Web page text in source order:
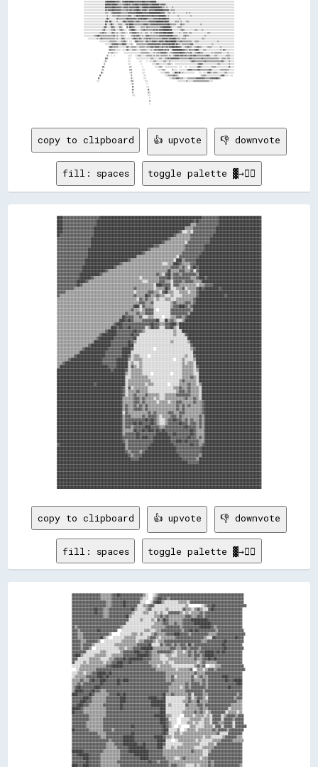
copy to clipboard 👍 upvote 👎 downvote
fill: spaces toggle palette ▓→✊🏽
████▓▓▓▓▓▓▓▓▓▓▓▓▓▓▓▓▓▓▓▓▓▓▓▓▓▓████████████████████████████████████████████████████████████████████████▓▓▓▓▓▓▓▓▓▓▓▓██████████████████████████████
████▓▓▓▓▓▓▓▓▓▓▓▓▓▓▓▓▓▓▓▓▓▓▓▓████████████████████████████████████████████████████████████████████▓▓██▓▓▓▓▓▓▓▓▓▓▓▓▓▓██████████████████████████████
████▓▓▓▓▓▓▓▓▓▓▓▓▓▓▓▓▓▓▓▓▓▓▓▓██████████████████████████████████████████████████████████████████▒▒▒▒▓▓▓▓▓▓▓▓▓▓▓▓▓▓▓▓██████████████████████████████
████▓▓▓▓▓▓▓▓▓▓▓▓▓▓▓▓▓▓▓▓▓▓████████████████████████████████████████████████████████████████▒▒▒▒▒▒▓▓▓▓▓▓▓▓▓▓▓▓▓▓▓▓████████████████████████████████
████▓▓▓▓▓▓▓▓▓▓▓▓▓▓▓▓▓▓▓▓▓▓████████████████████████████████████████████████████████████▓▓░░░░▒▒░░▓▓▓▓▓▓▓▓▓▓▓▓▓▓▓▓████████████████████████████████
██▓▓▓▓▓▓▓▓▓▓▓▓▓▓▓▓▓▓▓▓▓▓▓▓████████████████████████████████████████████████████████▓▓▒▒▒▒▒▒▒▒▒▒▓▓▓▓▓▓▓▓▓▓▓▓▓▓▓▓██████████████████████████████████
▓▓▓▓▓▓▓▓▓▓▓▓▓▓▓▓▓▓▓▓▓▓▓▓██████████████████████████████████████████████████████▓▓▒▒▒▒▒▒▒▒▒▒▒▒▒▒▓▓▓▓▓▓▓▓▓▓▓▓▓▓████████████████████████████████████
▓▓▓▓▓▓▓▓▓▓▓▓▓▓▓▓▓▓▓▓▓▓▓▓██████████████████████████████████████████████████▓▓▒▒▒▒▒▒▒▒▒▒▒▒▒▒░░▓▓▓▓▓▓▓▓▓▓▓▓▓▓▓▓████████████████████████████████████
▓▓▓▓▓▓▓▓▓▓▓▓▓▓▓▓▓▓▓▓▓▓▓▓████████████████████████████████████████████▓▓▓▓▒▒▒▒▒▒▒▒▒▒▒▒▒▒▒▒▒▒▓▓▓▓▓▓▓▓▓▓▓▓▓▓████████████████████████████████████████
▓▓▓▓▓▓▓▓▓▓▓▓▓▓▓▓▓▓▓▓▓▓██████████████████████████████████████████▓▓▒▒▒▒▒▒▒▒▒▒▒▒▒▒▒▒▒▒▒▒▒▒▒▒▓▓▓▓▓▓▓▓▓▓▓▓▓▓████████████████████████████████████████
▓▓▓▓▓▓▓▓▓▓▓▓▓▓▓▓▓▓▓▓▓▓██████████████████████████████████████▓▓▒▒▒▒▒▒▒▒▒▒▒▒▒▒▒▒▒▒▒▒▒▒▒▒▒▒▓▓▓▓▓▓▓▓▓▓▓▓▓▓██████████████████████████████████████████
▓▓▓▓▓▓▓▓▓▓▓▓▓▓▓▓▓▓▓▓▓▓██████████████████████████████████▒▒▒▒▒▒▒▒▒▒▒▒▒▒▒▒▒▒▒▒▒▒▒▒▒▒▒▒░░▓▓▓▓▓▓▓▓▓▓▓▓▓▓████████████████████████████████████████████
▓▓▓▓▓▓▓▓▓▓▓▓▓▓▓▓▓▓▓▓██████████████████████████████▓▓▒▒▒▒▒▒▒▒▒▒▒▒▒▒▒▒▒▒▒▒▒▒▒▒▒▒▒▒▒▒░░████▒▒▓▓▓▓▓▓▓▓██████████████████████████████████████████████
▓▓▓▓▓▓▓▓▓▓▓▓▓▓▓▓▓▓▓▓████████████████████████▓▓▒▒▒▒▒▒▒▒▒▒▒▒▒▒▒▒▒▒▒▒▒▒▒▒▒▒▒▒░░░░▒▒▒▒████▓▓▒▒▒▒▒▒▓▓▓▓██████████████████████████████████████████████
▓▓▓▓▓▓▓▓▓▓▓▓▓▓▓▓▓▓██████████████████████▓▓▒▒▒▒▒▒▒▒▒▒▒▒▒▒▒▒▒▒▒▒▒▒▒▒▒▒▒▒▒▒▒▒▒▒▒▒▒▒▓▓▓▓▓▓▒▒▓▓▒▒░░▓▓██▓▓████████████████████████████████████████████
▓▓▓▓▓▓▓▓▓▓▓▓▓▓▓▓▓▓████████████████▓▓▒▒▒▒▒▒▒▒▒▒▒▒▒▒▒▒▒▒▒▒▒▒▒▒▒▒▒▒▒▒▒▒▒▒▒▒▒▒▒▒▒▒██▒▒▒▒▒▒▓▓▓▓▒▒▒▒▓▓░░▓▓████████████████████████████████████████████
▓▓▓▓▓▓▓▓▓▓▓▓▓▓▓▓██████████████▓▓▒▒▒▒▒▒▒▒▒▒▒▒▒▒▒▒▒▒▒▒▒▒▒▒▒▒▒▒▒▒▒▒▒▒▒▒▒▒▓▓▒▒░░▓▓██▒▒▓▓▓▓▒▒▓▓▓▓▓▓▓▓▓▓▒▒████████████████████████████████████████████
▓▓▓▓▓▓▓▓▓▓▓▓▓▓▓▓████████▓▓▒▒▒▒▒▒▒▒▒▒▒▒▒▒▒▒▒▒▒▒▒▒▒▒▒▒▒▒▒▒▒▒░░▒▒▒▒▒▒▒▒▒▒▒▒▓▓▓▓▓▓██▒▒▓▓▓▓▓▓▓▓▓▓▓▓▒▒▒▒▓▓████▓▓██████████████████████████████████████
▓▓▓▓▓▓▓▓▓▓▓▓▓▓██████▓▓▒▒▒▒▒▒▒▒▒▒▒▒▒▒▒▒▒▒▒▒▒▒▒▒▒▒▒▒▒▒▒▒▒▒▒▒▒▒░░░░▒▒▒▒▒▒▒▒▓▓▓▓▒▒▒▒░░▓▓▓▓▓▓▒▒▓▓▓▓▓▓▒▒▒▒▒▒██████████████████████████████████████████
▓▓▓▓▓▓▓▓▓▓▓▓▓▓██▓▓▒▒▒▒▒▒▒▒▒▒▒▒▒▒▒▒▒▒▒▒▒▒▒▒▒▒▒▒▒▒▒▒▒▒▒▒▒▒▒▒▒▒▒▒▒▒▒▒▒▒░░████▓▓▓▓▓▓░░▓▓▓▓▒▒▒▒▒▒▒▒▒▒▒▒░░▒▒▒▒▓▓▓▓▓▓██████████████████████████████████
▓▓▓▓▓▓▓▓▓▓▓▓▒▒▒▒▒▒▒▒▒▒▒▒▒▒▒▒▒▒▒▒▒▒▒▒▒▒▒▒▒▒▒▒▒▒▒▒▒▒▒▒▒▒▓▓▒▒▒▒▒▒▒▒▒▒▒▒░░▒▒▒▒▒▒██▓▓░░░░▒▒▒▒▓▓░░▒▒▒▒▒▒▓▓██▓▓██████████▓▓████████████████████████████
▓▓▓▓▓▓▒▒▒▒▒▒▒▒▒▒▒▒▒▒▒▒▒▒▒▒▒▒▒▒▒▒▒▒▒▒▒▒▒▒▒▒▒▒▒▒▒▒▒▒▒▒▒▒░░▒▒▒▒▒▒▒▒▓▓▓▓▒▒▒▒░░▓▓██▒▒▒▒░░░░▒▒▒▒▒▒░░▒▒▒▒▓▓████████████████████████████████████████████
▓▓▒▒▒▒▒▒▒▒▒▒▒▒▒▒▒▒▒▒▒▒▒▒▒▒▒▒▒▒▒▒▒▒▒▒▒▒▒▒▒▒▒▒▒▒▒▒▒▒▒▒▒▒▓▓▒▒▒▒▒▒██▓▓▒▒▒▒▓▓▒▒▒▒░░░░▒▒░░░░░░▒▒▒▒▒▒▒▒▒▒▓▓██████████████████▓▓████████████████████████
▒▒▒▒▒▒▒▒▒▒▒▒▒▒▒▒▒▒▒▒▒▒▒▒▒▒▒▒▒▒▒▒▒▒▒▒▒▒▒▒▒▒▒▒▒▒▒▒▒▒▒▒▒▒▒▒░░▓▓▒▒▓▓▒▒▒▒░░▒▒░░░░▒▒▒▒░░░░▒▒▒▒▒▒▒▒▒▒▒▒▓▓██████████████████████████████████████████████
▒▒▒▒▒▒▒▒▒▒▒▒▒▒▒▒▒▒▒▒▒▒▒▒▒▒▒▒▒▒▒▒▒▒▒▒▒▒▒▒▒▒▒▒▒▒▒▒▒▒▒▒▒▒▒▒▒▒▓▓▓▓▒▒▒▒▓▓░░░░░░░░░░░░▒▒▓▓▒▒▒▒▒▒▓▓▓▓▒▒▓▓██████████████████████████████████████████████
▒▒▒▒▒▒▒▒▒▒▒▒▒▒▒▒▒▒▒▒▒▒▒▒▒▒▒▒▒▒▒▒▒▒▒▒▒▒▒▒▒▒▒▒▒▒▒▒▒▒▒▒▒▒████░░▓▓▒▒▒▒▒▒░░░░░░░░░░░░▒▒▓▓▓▓████▓▓▒▒▓▓████████████████████████████████████████████████
▒▒▒▒▒▒▒▒▒▒▒▒▒▒▒▒▒▒▒▒▒▒▒▒▒▒▒▒▒▒▒▒▒▒▒▒▒▒▒▒▒▒▒▒▒▒▒▒▒▒▒▒▓▓▒▒▒▒░░▒▒▓▓▓▓▓▓░░  ░░░░░░░░▓▓▓▓▓▓▓▓▓▓▓▓▓▓▒▒████████████████████████████████████████████████
▒▒▒▒▒▒▒▒▒▒▒▒▒▒▒▒▒▒▒▒▒▒▒▒▒▒▒▒▒▒▒▒▒▒▒▒▒▒▒▒▒▒▒▒▒▒▒▒▓▓▒▒▒▒▒▒▓▓▒▒▒▒▓▓▓▓▓▓░░░░░░░░░░░░▓▓▓▓▓▓▓▓▓▓▓▓▒▒██████████████████████████████████████████████████
▒▒▒▒▒▒▒▒▒▒▒▒▒▒▒▒▒▒▒▒▒▒▒▒▒▒▒▒▒▒▒▒▒▒▒▒▒▒▒▒▒▒▒▒▒▒██▓▓▓▓▓▓▒▒▒▒▓▓░░░░▒▒▒▒░░░░░░  ░░░░▒▒▒▒▓▓▓▓▒▒▓▓████████████████████████████████████████████████████
▒▒▒▒▒▒▒▒▒▒▒▒▒▒▒▒▒▒▒▒▒▒▒▒▒▒▒▒▒▒▒▒▒▒▒▒▒▒▒▒▒▒▒▒████▓▓██▓▓▒▒▒▒▒▒▓▓▓▓▓▓▓▓▓▓██░░░░██▒▒▓▓▒▒░░░░▒▒██████████████████████████████████████████████████████
▒▒▒▒▒▒▒▒▒▒▒▒▒▒▒▒▒▒▒▒▒▒▒▒▒▒▒▒▒▒▒▒▒▒▒▒▒▒▒▒▓▓████▓▓▓▓▓▓▓▓▓▓▓▓▓▓▓▓▓▓▓▓██▓▓▓▓▒▒▒▒▓▓▓▓████▒▒██████████████████████████████████████████████████████████
▒▒▒▒▒▒▒▒▒▒▒▒▒▒▒▒▒▒▒▒▒▒▒▒▒▒▒▒▒▒▒▒▒▒▒▒▒▒████▓▓██▓▓▓▓██▓▓▓▓▓▓▓▓▓▓░░▒▒██▓▓▓▓░░░░▓▓▓▓██▒▒░░██████████████████████████████████████████████████████████
▒▒▒▒▒▒▒▒▒▒▒▒▒▒▒▒▒▒▒▒▒▒▒▒▒▒▒▒▒▒▒▒▒▒▓▓██████▓▓▓▓▓▓▓▓▓▓▓▓██▓▓▓▓▒▒░░░░░░░░░░░░░░░░░░░░▒▒░░░░████████████████████████████████████████████████████████
▒▒▒▒▒▒▒▒▒▒▒▒▒▒▒▒▒▒▒▒▒▒▒▒▒▒▒▒▒▒▓▓██████████▓▓▓▓▓▓▓▓▓▓██▓▓▓▓░░░░░░░░░░░░░░░░░░░░░░░░▒▒░░░░░░▓▓████████████████████████████████████████████████████
▒▒▒▒▒▒▒▒▒▒▒▒▒▒▒▒▒▒▒▒▒▒▒▒▒▒▒▒▓▓██████████▓▓▓▓▓▓▓▓▓▓▓▓▓▓██░░░░░░░░░░░░░░░░░░░░░░░░░░░░░░░░░░░░████████████████████████████████████████████████████
▒▒▒▒▒▒▒▒▒▒▒▒▒▒▒▒▒▒▒▒▒▒▒▒▒▒████████████▓▓▓▓▓▓▓▓▓▓▓▓██▓▓▒▒░░░░░░░░░░░░░░░░░░░░░░░░▒▒░░░░░░░░░░▒▒██████████████████████████████████████████████████
▒▒▒▒▒▒▒▒▒▒▒▒▒▒▒▒▒▒▒▒▒▒▓▓██████████████▓▓▓▓▓▓▓▓▓▓▓▓████░░░░░░░░░░░░░░░░░░░░░░░░░░░░░░░░░░░░░░░░▓▓████████████████████████████████████████████████
▒▒▒▒▒▒▒▒▒▒▒▒▒▒▒▒▒▒▓▓████████████████▓▓▓▓▓▓▓▓▓▓██████▓▓░░░░░░░░░░░░░░  ░░░░░░░░░░░░░░░░░░░░░░░░▒▒▓▓██████████████████████████████████████████████
▒▒▒▒▒▒▒▒▒▒▒▒▒▒▒▒██████████████████▓▓▓▓▓▓▓▓▓▓▓▓██████░░░░░░░░░░░░░░░░░░░░░░░░░░░░░░░░░░░░░░░░░░░░████████████████████████████████████████████████
▒▒▒▒▒▒▒▒▒▒▒▒▓▓████████████████████▓▓▓▓▓▓▓▓▓▓▓▓████▓▓░░▒▒▒▒░░░░░░  ░░░░░░░░░░░░░░░░░░░░░░░░▒▒░░░░▓▓██████████████████████████████████████████████
▒▒▒▒▒▒▒▒▓▓██████████████████████▓▓▓▓▓▓▓▓▓▓████████▒▒░░▒▒▒▒▒▒░░░░░░░░░░░░░░░░░░░░░░  ░░░░▒▒░░░░░░▒▒██████████████████████████████████████████████
▒▒▒▒▓▓██████████████████████████▓▓▓▓▓▓▓▓▓▓████████░░▒▒░░░░▒▒░░░░░░░░░░░░░░░░░░░░░░░░░░░░▒▒░░▒▒▒▒░░██████████████████████████████████████████████
▒▒██████████████████████████████████▓▓▓▓▓▓████████░░▓▓▒▒░░▒▒░░░░░░░░░░░░░░░░░░░░░░░░░░░░▒▒▒▒▒▒▒▒░░▓▓████████████████████████████████████████████
██████████████████████████████████████▓▓████████▓▓░░▒▒▒▒▒▒▒▒░░░░░░░░░░░░░░░░░░░░░░░░░░░░▒▒▒▒▒▒▒▒░░▒▒████████████████████████████████████████████
████████████████████████████████████████████████▒▒░░▒▒▒▒▒▒▒▒░░░░░░  ░░░░░░░░░░░░  ░░░░░░▒▒▒▒▒▒▒▒░░░░████████████████████████████████████████████
████████████████████████████████████████████████░░░░▒▒▒▒▒▒▒▒▒▒▒▒░░░░░░░░░░░░░░░░░░░░░░░░▒▒▒▒▒▒▓▓▒▒░░████████████████████████████████████████████
████████████████████████████████████████████████░░▒▒▒▒▒▒▒▒▒▒▒▒▒▒▒▒░░░░░░░░░░░░░░░░░░░░▒▒▓▓▒▒▒▒▒▒▒▒░░████████████████████████████████████████████
██████████████████████████▓▓████████████████████░░▒▒▒▒▒▒▒▒▒▒▒▒░░▒▒▒▒░░░░░░░░░░  ░░░░░░▒▒▒▒▒▒▓▓▒▒▒▒░░▒▒██████████████████████████████████████████
██████████████████████████████████████████████▓▓░░▓▓░░▒▒▒▒▒▒▒▒▒▒░░░░░░░░░░░░░░░░░░▒▒▒▒▓▓▒▒▒▒▓▓▒▒▒▒▒▒░░██████████████████████████████████████████
██████████████████████████████████████████████▓▓░░▒▒▒▒▒▒▓▓▒▒▒▒▒▒░░░░░░░░░░░░░░░░░░░░▒▒▓▓▓▓▒▒▓▓▒▒▒▒▒▒░░██████████████████████████████████████████
██████████████████████████████████████████████▓▓░░▒▒▒▒▓▓▒▒▒▒▒▒▓▓▒▒▒▒▒▒▒▒░░░░▒▒▒▒▒▒▒▒▓▓▓▓▓▓▓▓▓▓▒▒▒▒▒▒░░██████████████████████████████████████████
██████████████████████████████████████████████▒▒▒▒▒▒▒▒▓▓▓▓▒▒▓▓▒▒▒▒▒▒░░▒▒░░░░▒▒▒▒▒▒▒▒▒▒▒▒▒▒▓▓▒▒▒▒▓▓▒▒░░██████████████████████████████████████████
██████████████████████████████████████████████▒▒▒▒▒▒▒▒▓▓▓▓▒▒▓▓▒▒▒▒▒▒▒▒░░▒▒▒▒▒▒░░▒▒▒▒▓▓▓▓▒▒▒▒▒▒▒▒▓▓▒▒▒▒▓▓████████████████████████████████████████
██████████████████████████████████████████████▒▒▓▓▒▒▒▒▓▓▒▒▓▓▒▒▓▓▒▒▒▒▒▒▒▒▒▒▒▒▒▒▒▒▒▒▒▒▓▓▒▒▓▓▒▒▓▓▒▒▒▒▒▒▒▒▓▓████████████████████████████████████████
██████████████████████████████████████████████▒▒▓▓▒▒▒▒▓▓▓▓▓▓▒▒▓▓▒▒▒▒▒▒▒▒▒▒▒▒▒▒▒▒▒▒▒▒▓▓▒▒▓▓▒▒▒▒▒▒▒▒▒▒▒▒▓▓████████████████████████████████████████
██████████████████████████████████████████████░░▓▓▒▒▒▒▒▒▒▒▒▒▒▒▒▒▓▓▒▒▓▓▒▒▒▒▒▒▒▒▓▓▓▓▒▒▒▒▓▓▓▓▒▒▒▒▒▒▒▒▒▒▒▒▓▓████████████████████████████████████████
██████████████████████████████████████████████▒▒▓▓▓▓▒▒▒▒▒▒▒▒▓▓▒▒▓▓▓▓▓▓▒▒░░▒▒▒▒▒▒▓▓▓▓▒▒▓▓▒▒▒▒▒▒▒▒▒▒▒▒▓▓▒▒████████████████████████████████████████
██████████████████████████████████████████████▒▒▓▓▓▓▓▓▓▓▓▓▓▓▓▓██▓▓██▓▓▒▒░░░░▒▒▓▓▓▓██▓▓▓▓▒▒▓▓▒▒▓▓▒▒▒▒▓▓▒▒████████████████████████████████████████
██████████████████████████████████████████████▒▒▓▓▓▓▓▓██▓▓██▓▓▓▓▓▓██▓▓▒▒░░░░▒▒▓▓▓▓▓▓▓▓██▓▓▓▓▒▒▓▓▓▓▒▒▓▓▒▒████████████████████████████████████████
██████████████████████████████████████████████▒▒▓▓▓▓▒▒▓▓▓▓▓▓▓▓████▓▓▓▓▓▓▒▒▒▒▓▓▓▓▓▓▓▓▓▓▓▓▓▓██▓▓▓▓▓▓▒▒▓▓▒▒████████████████████████████████████████
██████████████████████████████████████████████▒▒▒▒▒▒▒▒██▓▓▓▓██▓▓████▓▓██▓▓██▓▓▓▓▓▓▓▓▓▓▓▓▓▓▓▓▓▓██▓▓▒▒▒▒▒▒████████████████████████████████████████
██████████████████████████████████████████████▒▒▓▓▓▓▓▓▓▓██▓▓▓▓▓▓▓▓▓▓▓▓████████▓▓▓▓██▓▓▓▓▓▓▓▓▓▓██▓▓▒▒▒▒▒▒████████████████████████████████████████
██████████████████████████████████████████████▓▓▓▓▓▓▓▓▓▓██▓▓████▓▓▓▓████████████▓▓▓▓▓▓▓▓▓▓▓▓██▓▓▓▓▒▒▓▓▒▒████████████████████████████████████████
██████████████████████████████████████████████▓▓▒▒▓▓▓▓▓▓▓▓▓▓▓▓▓▓▓▓▓▓████████████▓▓▓▓████▓▓██▓▓▓▓▓▓▓▓▒▒▒▒████████████████████████████████████████
▓▓██████████████████████████████████████████████▒▒▓▓▓▓▓▓▓▓▓▓▓▓▓▓▓▓████████████████▓▓▓▓▓▓▓▓▓▓▓▓██▓▓▓▓▒▒▓▓████████████████████████████████████████
████████████████████████████████████████████████▒▒▓▓▓▓▓▓▓▓▓▓▓▓▓▓████████████████████▓▓▓▓▓▓▓▓▓▓▓▓▓▓▓▓▓▓██████████████████████████████████████████
████████████████████████████████████████████████▓▓▒▒▓▓▓▓▓▓▒▒▓▓██████████████████████▓▓▓▓▓▓▓▓▓▓▓▓▓▓▓▓▓▓██████████████████████████████████████████
██████████████████████████████████████████████████▓▓▒▒▓▓▓▓▓▓██████████████████████████▓▓▓▓▓▓▓▓▓▓▓▓▓▓▒▒██████████████████████████████████████████
████████████████████████████████████████████████████▓▓▓▓▓▓██████████████████████████████▓▓▓▓▓▓▓▓▓▓▒▒████████████████████████████████████████
copy to clipboard 👍 upvote 👎 downvote
fill: spaces toggle palette ▓→✊🏽
▓▓▓▓▓▓▓▓▓▓▓▓▓▓▓▓▓▓▓▓▒▒▒▒▒▒▒▒▓▓▓▓██▓▓▓▓▓▓▓▓▓▓▓▓▓▓▓▓▒▒░░  ░░▒▒▓▓▓▓▓▓▓▓▓▓▓▓▓▓▓▓▓▓▓▓▓▓▓▓▓▓▓▓▓▓▓▓▓▓▓▓▓▓▓▓▓▓▓▓▓▓▓▓▓▓▓▓▓▓▓▓▓▓▓▓
▓▓▓▓▓▓▓▓▓▓▓▓▓▓▓▓▓▓▓▓▒▒▒▒▒▒▒▒▓▓▓▓▓▓▓▓▓▓▓▓▓▓▓▓▓▓▓▓▒▒░░░░  ▒▒▓▓██▓▓▓▓▒▒▓▓▓▓▓▓▓▓▓▓▓▓▓▓▓▓▓▓▓▓▓▓▓▓▓▓▓▓▓▓▓▓▓▓▓▓▓▓▓▓▓▓▓▓▓▓▓▓▓▓▓▓
▓▓▓▓▓▓▓▓▓▓▓▓▓▓▓▓▓▓▓▓▓▓▓▓▒▒▒▒▓▓▓▓▓▓▓▓██▓▓▓▓▓▓▓▓▓▓░░░░  ░░▓▓████▒▒░░░░░░░░░░▒▒▒▒▒▒░░▓▓▓▓▓▓▓▓▓▓▓▓▓▓▓▓▓▓▓▓▓▓▓▓▓▓▓▓▓▓▓▓▓▓▓▓▓▓
▓▓▓▓▓▓▓▓▓▓▓▓▓▓▓▓▓▓▓▓▓▓▓▓▒▒▒▒▓▓▓▓▓▓▓▓██▓▓▓▓▓▓▓▓░░░░▒▒▒▒▓▓▓▓░░░░░░░░░░░░░░░░░░░░░░▒▒      ░░▒▒▓▓▓▓██▓▓▓▓▓▓▓▓▓▓▓▓▓▓▓▓▓▓▓▓▓▓
▓▓▓▓▓▓▓▓▓▓▓▓▓▓▓▓██▓▓▓▓▒▒▒▒▓▓▓▓▓▓▓▓▓▓▓▓▓▓▓▓██▒▒░░░░░░▒▒▓▓░░░░░░░░░░▒▒░░░░░░░░░░▓▓▒▒▒▒░░▒▒▓▓▒▒░░░░▓▓██▓▓▓▓▓▓▓▓▓▓▓▓▓▓▓▓▓▓▓▓
▓▓▓▓▓▓▓▓▓▓▓▓▓▓▓▓██▓▓▓▓▒▒▒▒▓▓▓▓▓▓▓▓▓▓▓▓▓▓▓▓▒▒░░░░░░▒▒▒▒░░░░▒▒░░▒▒░░░░▓▓▓▓▓▓▓▓▒▒░░▒▒░░▒▒▒▒▒▒▓▓▒▒▓▓▓▓▓▓▓▓▓▓▓▓▓▓▓▓▓▓▓▓▓▓▓▓▓▓
▓▓▓▓▓▓▓▓▓▓▓▓▓▓▓▓▓▓▓▓▓▓▒▒▒▒▓▓▓▓▓▓▓▓▓▓▓▓██▒▒░░░░░░░░░░░░░░░░▒▒▒▒▓▓▒▒▓▓▒▒▒▒▒▒▒▒▒▒▒▒▓▓▓▓▒▒▒▒▓▓▓▓▒▒▓▓▓▓▓▓▓▓▓▓▓▓▓▓▓▓▓▓▓▓▓▓▓▓▓▓
▓▓▓▓▓▓▓▓▓▓▓▓▓▓▓▓▓▓▓▓▓▓▓▓▓▓▓▓▓▓▓▓▓▓▓▓▓▓▓▓░░░░░░░░▒▒░░░░░░▒▒░░▓▓▒▒██▓▓▒▒▒▒▒▒▒▒▒▒▓▓▓▓▓▓████████████▓▓▓▓▓▓▓▓▓▓▓▓▓▓▓▓▓▓▓▓▓▓▓▓
▓▓▓▓▓▓▓▓▓▓▓▓▓▓▓▓▓▓▓▓▓▓▓▓▓▓▓▓▓▓▓▓▓▓▓▓▓▓░░░░░░░░░░░░░░░░░░░░▒▒▒▒▒▒▓▓▓▓▒▒▒▒▓▓▒▒▒▒▓▓▓▓▓▓▓▓████████████▓▓▓▓▓▓▓▓▓▓▓▓▓▓▓▓▓▓▓▓▓▓
▓▓▒▒▓▓▓▓▓▓▓▓▓▓▓▓▓▓▓▓▓▓▓▓▓▓▓▓▓▓▓▓▓▓▒▒░░░░░░░░░░░░░░░░░░░░▒▒▒▒▒▒▒▒▒▒▓▓▓▓▓▓▓▓▓▓▒▒▓▓▓▓▓▓▓▓▓▓▓▓████████▓▓▒▒▓▓▓▓▓▓▓▓▓▓▓▓▓▓▓▓▓▓
▓▓▓▓▒▒▓▓▓▓▓▓▓▓▓▓▓▓██▓▓▓▓▓▓▓▓▓▓▓▓  ░░░░░░░░░░░░░░░░▒▒▒▒░░░░▒▒▒▒▓▓▓▓▓▓▓▓▓▓▓▓▓▓▒▒▓▓▓▓██▓▓██▓▓▓▓▓▓▓▓▓▓▓▓▒▒▓▓▓▓▓▓▓▓▓▓▓▓▓▓▓▓▓▓
▓▓▓▓▒▒▒▒▓▓▓▓▓▓▓▓▓▓▓▓▓▓▓▓▓▓▒▒    ░░░░░░░░▒▒▒▒░░▒▒░░░░░░▒▒▓▓▒▒▒▒▒▒▓▓▓▓▓▓████▓▓▓▓▓▓▒▒▓▓▓▓▓▓▓▓▓▓▓▓▒▒▒▒▒▒▓▓▓▓▓▓▓▓▓▓▓▓▓▓▓▓▓▓▓▓
▓▓▓▓▒▒▒▒▓▓▓▓▓▓▓▓▓▓▓▓██▒▒░░  ░░░░░░░░▒▒▒▒▒▒▒▒░░░░░░░░▒▒▓▓▓▓▒▒░░▒▒▒▒▒▒▒▒▒▒▓▓▓▓▓▓▓▓▓▓▓▓▓▓▓▓▓▓▓▓▒▒░░░░██▓▓▓▓▓▓▓▓▓▓▓▓▓▓██▓▓▓▓
▓▓▓▓▓▓▒▒▒▒▓▓▓▓▓▓▓▓▒▒  ░░░░░░░░░░░░▒▒▒▒▒▒▒▒▒▒░░▒▒▒▒▓▓▓▓▓▓▒▒░░▒▒▒▒▓▓▓▓▓▓▓▓▓▓▓▓▓▓▓▓▓▓▓▓▓▓▓▓▓▓▒▒▒▒▓▓▓▓▓▓▓▓▓▓▓▓██▓▓▓▓▓▓▓▓▓▓▓▓
▓▓▓▓▓▓▒▒▓▓▓▓▓▓▒▒░░░░░░░░░░░░░░▒▒▒▒▒▒▒▒▒▒▒▒▒▒▒▒▓▓▓▓▓▓▓▓██░░░░░░▓▓▒▒▓▓▓▓▒▒▓▓▒▒▓▓▓▓▒▒██▒▒▓▓▓▓▓▓▓▓▓▓▓▓▓▓▓▓▓▓▓▓██▓▓▓▓▓▓▓▓▓▓▓▓
▓▓▓▓▓▓▒▒▓▓▓▓▒▒  ░░░░░░░░░░░░░░░░▒▒▒▒░░▒▒▒▒▓▓▓▓▓▓████████▒▒▒▒▒▒▒▒▒▒▒▒▓▓▓▓▒▒▒▒▓▓▓▓▒▒▓▓▓▓▓▓▒▒▓▓▓▓▓▓▓▓▓▓▓▓▓▓▓▓██▓▓▓▓▓▓▓▓▓▓▓▓
▓▓▓▓▓▓▓▓▓▓░░░░░░░░░░▒▒▒▒░░░░░░░░░░▒▒▓▓▓▓▓▓▓▓████▓▓▓▓██▓▓▒▒▒▒▓▓▓▓▓▓▓▓▓▓▒▒░░▒▒▒▒░░▒▒▓▓▒▒▓▓▒▒▓▓▓▓██████▓▓██▓▓██▓▓▓▓▓▓▓▓▓▓▓▓
▓▓████▒▒░░░░░░░░▒▒▒▒▒▒▒▒░░░░▒▒▒▒▒▒▒▒▓▓▓▓▓▓▓▓▓▓████████▓▓▒▒▒▒▒▒░░░░▒▒▒▒░░░░▒▒▒▒▒▒▒▒▓▓▒▒▓▓▓▓▒▒▓▓██████▓▓▓▓▓▓▓▓▓▓▓▓▓▓▓▓▓▓▓▓
▓▓▓▓░░░░░░░░▒▒▒▒▒▒▒▒░░░░░░▒▒▒▒▓▓▓▓▓▓██▓▓██████████▓▓▓▓▓▓▒▒▒▒▒▒░░░░░░▒▒▒▒▒▒▒▒▒▒▒▒▒▒▒▒▒▒▓▓▒▒▒▒▓▓▓▓██▓▓██▓▓▓▓▓▓▓▓▓▓▓▓▓▓▓▓▓▓
▓▓░░░░░░▒▒░░▒▒▒▒▒▒▒▒▒▒░░▒▒▒▒▓▓▓▓████▓▓▓▓██▓▓▓▓▓▓▓▓▓▓▓▓▒▒▒▒▒▒▒▒▒▒░░▒▒░░░░▒▒▒▒▒▒▒▒▒▒▒▒▒▒▒▒░░▒▒▓▓▒▒▒▒▒▒▒▒▓▓▓▓▓▓▓▓▓▓▓▓▓▓▓▓▓▓
░░░░░░▒▒▒▒▒▒▒▒▒▒▒▒▒▒▒▒▒▒▓▓▓▓████████▓▓▓▓▓▓▓▓▓▓▓▓▓▓▓▓▓▓▓▓▒▒▒▒░░▒▒▒▒▒▒▒▒░░░░░░░░░░░░░░░░▒▒▓▓▒▒▓▓  ░░░░▒▒▒▒▓▓▓▓▓▓▓▓▓▓▓▓▓▓▓▓
  ░░▒▒▒▒▒▒▒▒▒▒▒▒▓▓▓▓▓▓▓▓▓▓▓▓▓▓▓▓▓▓▓▓▓▓▓▓▓▓▓▓▓▓▓▓▓▓▓▓▓▓▓▓▓▓▒▒▒▒▒▒▒▒▒▒▒▒▒▒░░▒▒▒▒▒▒▒▒▓▓  ▒▒▒▒░░▒▒▓▓▓▓▒▒▓▓▓▓▓▓▓▓▓▓▓▓▓▓▓▓▓▓▓▓
░░░░▒▒▒▒░░▒▒▒▒▓▓▓▓██████▓▓██▓▓▓▓▓▓▓▓▓▓▓▓▓▓▓▓▓▓▓▓▓▓▓▓▓▓▓▓▓▓▓▓▓▓▓▓▓▓▒▒▒▒▒▒▒▒▒▒▒▒▒▒▒▒▒▒▒▒▓▓▒▒▒▒▒▒▓▓▓▓▓▓▓▓▓▓▓▓▓▓▓▓▓▓▓▓▓▓▓▓▓▓
░░▒▒▒▒▒▒▒▒▓▓▓▓▓▓▓▓████▓▓██▓▓▓▓▓▓▓▓▓▓▓▓▓▓▓▓▓▓▓▓▓▓▓▓▓▓▓▓▓▓▓▓▓▓▓▓▓▓▓▓▒▒▒▒▓▓░░▒▒▒▒▒▒▒▒▒▒▓▓░░▒▒▓▓▒▒▒▒▓▓▓▓▓▓▓▓▓▓████▓▓▓▓▓▓▓▓▓▓
▒▒▒▒▒▒▓▓▒▒▒▒▓▓██▓▓▓▓████▓▓▓▓▓▓▓▓██▓▓████▓▓▓▓▓▓▓▓▓▓▓▓▓▓▓▓▓▓▓▓▓▓▓▓▓▓▒▒▒▒▓▓▒▒▒▒▒▒▒▒▒▒▒▒▓▓▒▒▒▒▒▒▓▓▒▒▓▓▓▓▓▓▓▓▓▓▓▓██▓▓▓▓██████
▒▒▒▒▓▓▒▒▓▓▓▓▓▓▓▓▓▓▓▓██▓▓▓▓▓▓▓▓▓▓██▓▓▓▓▓▓▓▓▓▓▓▓▓▓▓▓▓▓▓▓▓▓▓▓▓▓▓▓▓▓▓▓▓▓▓▓▒▒▒▒▒▒▒▒▒▒▓▓▒▒▓▓▓▓▓▓▒▒▓▓▒▒▓▓▓▓▓▓▓▓▓▓▓▓▓▓▓▓▓▓▓▓████
▒▒▓▓██▓▓▓▓▓▓▓▓▓▓████▓▓▓▓▓▓▓▓▓▓▓▓▓▓▓▓▓▓▓▓▓▓▓▓▓▓▓▓▓▓▓▓▓▓▓▓▓▓▓▓▓▓▓▓▓▓▓▓▒▒▒▒▒▒▒▒░░▒▒▓▓▒▒▓▓▓▓▓▓▓▓▓▓▒▒▓▓▓▓▓▓▓▓▓▓▓▓▓▓██▓▓▓▓▓▓▓▓
▒▒██████▓▓▓▓▓▓██▓▓▓▓▒▒▒▒▓▓▓▓▓▓▓▓▓▓▓▓▓▓▓▓▓▓▓▓▓▓▓▓▓▓▓▓▓▓▓▓▓▓▓▓▓▓▓▓▓▓▓▓▒▒▒▒▒▒▒▒▒▒▒▒▓▓▓▓▓▓▓▓▓▓▓▓▒▒▓▓▓▓▓▓▓▓▓▓▓▓▓▓▓▓▓▓▓▓▓▓▓▓▓▓
████▓▓▓▓▓▓▓▓██▓▓▒▒▒▒▒▒▒▒▒▒▓▓▓▓▓▓██▓▓██▓▓▓▓▓▓▓▓▓▓▓▓▓▓▓▓▓▓▓▓▓▓▓▓▓▓██▒▒▒▒▓▓▒▒▒▒▒▒▒▒▒▒▓▓░░▓▓▓▓▓▓▒▒▒▒▓▓▓▓▓▓▓▓▓▓▓▓▓▓▓▓▓▓▓▓▒▒▓▓
▓▓▓▓▓▓▓▓████▓▓▒▒▒▒▒▒▒▒▒▒▓▓▓▓▓▓▓▓▓▓████▓▓▓▓▓▓▓▓▓▓▓▓▓▓▓▓██████▓▓▓▓██░░░░░░░░░░░░░░▒▒▓▓░░▒▒▓▓▓▓▒▒░░▓▓▓▓▓▓▓▓▓▓▓▓▓▓▓▓▓▓▒▒▓▓▓▓
▓▓▓▓▓▓████▓▓▓▓▒▒▒▒▒▒▒▒▒▒▓▓▓▓▓▓▓▓▓▓████▓▓▓▓▓▓▓▓▓▓▓▓▓▓▓▓▓▓██████████░░░░░░░░░░░░▒▒▒▒▓▓▒▒▒▒██▒▒▒▒▒▒▓▓▓▓▓▓▓▓▓▓▓▓▓▓▓▓▓▓▓▓▒▒▒▒
▓▓▓▓████▓▓▓▓▒▒▒▒▒▒▒▒▒▒▓▓▓▓▓▓▓▓▓▓▓▓██▓▓▓▓▓▓▓▓▓▓▓▓▓▓▓▓▓▓▓▓██████████░░▒▒░░░░░░░░░░▓▓▒▒▒▒▒▒▓▓▓▓▒▒▓▓▓▓▓▓▓▓▓▓▓▓▓▓▓▓▓▓▒▒▒▒▒▒▒▒
██████▓▓▒▒▒▒▒▒▒▒▒▒▒▒▒▒▒▒▓▓▓▓▓▓▓▓▓▓██▓▓▓▓▓▓▓▓▓▓▓▓▓▓▓▓▓▓▓▓▓▓▓▓▓▓████░░░░░░░░░░░░░░▒▒▒▒▒▒▒▒▒▒▓▓▒▒▒▒▓▓▓▓▓▓▓▓▓▓▓▓▓▓░░▒▒▒▒▒▒▒▒
██▓▓▓▓▓▓▒▒▒▒▒▒▒▒▒▒▒▒▒▒▒▒▓▓▓▓▓▓▓▓▓▓▓▓▓▓▓▓▓▓▓▓▓▓▓▓▓▓▓▓▓▓▓▓▓▓▓▓▓▓████░░░░░░░░░░░░▒▒▒▒▒▒▒▒▓▓▒▒▓▓▒▒░░▒▒▓▓▓▓▓▓▓▓▓▓░░▒▒▒▒▒▒░░▒▒
▓▓▓▓▓▓▓▓▓▓▓▓▒▒▒▒▒▒▒▒▒▒▒▒▓▓▓▓▓▓▓▓▓▓▓▓▓▓▓▓▓▓▓▓▓▓▓▓▓▓▓▓▓▓▓▓▓▓████████▒▒▒▒░░░░░░  ▒▒▒▒▒▒░░▒▒▒▒▒▒░░▒▒░░▓▓▓▓▓▓░░▒▒▓▓▓▓▓▓▒▒▓▓▓▓
▓▓▓▓▓▓▓▓▓▓▓▓▒▒▒▒▒▒▒▒▒▒▓▓▓▓▓▓▓▓▓▓▓▓▓▓▓▓▓▓▓▓▓▓▓▓▓▓▓▓▓▓▓▓▓▓▓▓▓▓▓▓████▓▓░░░░░░  ░░░░░░▒▒▒▒▒▒▒▒░░▒▒▒▒░░▓▓▓▓▓▓░░▓▓▓▓▓▓▒▒▓▓▓▓▓▓
▓▓▓▓▓▓▓▓▓▓▒▒▒▒▒▒▒▒▒▒▒▒▓▓▓▓▓▓▓▓▓▓▓▓▓▓▓▓▓▓▓▓▓▓▓▓▓▓▓▓▓▓▓▓▓▓▓▓▓▓▓▓████▓▓▒▒░░░░  ░░░░▒▒▒▒░░▒▒░░░░▒▒▒▒░░▓▓▓▓▒▒▒▒▓▓▓▓▓▓░░▓▓▓▓▓▓
▓▓▓▓▓▓▓▓▓▓▒▒▒▒▒▒▒▒▒▒▒▒▓▓▓▓▓▓▓▓▓▓▓▓▓▓▓▓▓▓▓▓██▓▓▓▓▓▓▓▓▓▓▓▓▓▓▓▓▓▓▓▓██▓▓▒▒░░  ░░    ▒▒▒▒░░░░░░▒▒▒▒▒▒░░▓▓▓▓░░▓▓▓▓▓▓░░▓▓▓▓▓▓▓▓
██▓▓▓▓▓▓▓▓▓▓▒▒▒▒▒▒▒▒▒▒▓▓▓▓▓▓▒▒▓▓▓▓▓▓▓▓▓▓▓▓▓▓▓▓▓▓▓▓▓▓▓▓▓▓▓▓▓▓▓▓▓▓████░░░░░░▒▒  ░░▒▒▒▒▒▒░░▒▒▒▒▒▒▒▒▒▒▓▓▒▒▓▓▓▓▓▓▒▒▓▓▓▓▓▓▓▓▓▓
▓▓▓▓▓▓▓▓▓▓▓▓▓▓▓▓▓▓▒▒▒▒▒▒▓▓▓▓▓▓▓▓▓▓▓▓▓▓▓▓▓▓██▓▓▓▓▓▓▓▓▓▓▓▓▓▓▓▓▓▓▓▓██▓▓░░░░▒▒▒▒░░▒▒▒▒▒▒▒▒▒▒▒▒▒▒▒▒▒▒▒▒▒▒▒▒▓▓░░░░░░▓▓▓▓▓▓▓▓▓▓
▓▓▓▓▓▓▓▓▓▓▓▓▓▓▓▓▓▓▓▓▒▒▒▒▓▓▓▓▓▓▓▓▓▓▓▓████████▓▓▓▓▓▓▓▓▓▓▓▓▓▓██████▓▓▒▒▒▒░░▒▒▒▒▒▒▒▒▒▒▒▒▒▒▒▒▒▒▒▒░░▒▒▒▒░░░░░░░░▒▒▓▓▓▓▓▓▓▓▒▒▒▒
▓▓▓▓▓▓▓▓▓▓▓▓▓▓▓▓▓▓▓▓▓▓▓▓▓▓▒▒▓▓▓▓▓▓▓▓████████▓▓▓▓▓▓▓▓▓▓▓▓▓▓▓▓██████░░░░  ░░▒▒▒▒▒▒▒▒▒▒▒▒░░▒▒░░░░░░░░▒▒▒▒▒▒▓▓▓▓▓▓▓▓▒▒▒▒▒▒▒▒
▓▓▓▓▓▓▓▓▓▓▓▓▓▓▓▓▓▓▓▓▓▓▓▓▒▒▒▒▒▒▓▓▓▓▓▓██████████▓▓▓▓██▓▓▓▓▓▓▓▓████▓▓░░░░░░░░░░░░▒▒▒▒▒▒▒▒▒▒▒▒░░░░░░▒▒▒▒░░▓▓▓▓▓▓▓▓▓▓▓▓▓▓▓▓▓▓
▓▓▓▓▓▓▓▓▓▓▓▓▓▓▓▓▓▓▓▓▓▓▓▓▒▒▒▒▒▒▒▒▓▓▓▓▓▓▓▓████████████▓▓▓▓▓▓▓▓████▒▒░░░░▒▒░░▒▒▒▒▒▒▒▒▒▒▒▒░░░░░░▒▒▒▒▒▒▒▒▓▓▓▓▓▓▓▓▓▓▓▓▓▓▓▓▓▓▓▓
████████▓▓▓▓▓▓▓▓▓▓▓▓▓▓▒▒▒▒▒▒▒▒▒▒▒▒▓▓▓▓▓▓██████████████▓▓▓▓▓▓▓▓▓▓▒▒▒▒▒▒▒▒▒▒▒▒▒▒▒▒▒▒▒▒▓▓▒▒▒▒▒▒░░░░▒▒▓▓▓▓▓▓▓▓▓▓▓▓▓▓▓▓▓▓▓▓▓▓
▓▓▓▓████████▓▓▓▓▓▓▓▓▒▒▒▒▒▒▒▒▒▒▒▒▒▒▓▓▓▓▓▓▓▓▓▓██████████▓▓▓▓▓▓▓▓▓▓▒▒▒▒▒▒▒▒▒▒▒▒▒▒▒▒▒▒▒▒▒▒▒▒▒▒▒▒░░░░▓▓▓▓▓▓▓▓▓▓▓▓▓▓▓▓▓▓▓▓▓▓▓▓
▓▓▓▓▓▓▓▓████▓▓▓▓▓▓▓▓▒▒▒▒▒▒▒▒▒▒▒▒▒▒▓▓▓▓▓▓▓▓▓▓▓▓▓▓██████▓▓▓▓▓▓▓▓▓▓▓▓▒▒▒▒▒▒░░░░▒▒▓▓▒▒▒▒▒▒▒▒▒▒░░▒▒▒▒▓▓▓▓▓▓▓▓▓▓▓▓▓▓▓▓▓▓▓▓▓▓▓▓
▓▓▓▓▓▓▓▓▓▓██▓▓▓▓▓▓▓▓▒▒▒▒▒▒▒▒▒▒▒▒▓▓▓▓▓▓▓▓▓▓▓▓▓▓▓▓▓▓▓▓▓▓██▓▓▓▓▒▒▓▓▓▓▓▓▒▒▒▒▒▒▒▒▒▒▒▒▒▒▒▒▒▒▒▒▒▒▒▒▒▒▒▒▓▓▒▒▓▓▓▓▓▓▓▓▓▓▓▓▓▓▓▓▓▓▓▓
████▓▓▓▓████▓▓▓▓▓▓▓▓▒▒▒▒▒▒▒▒▒▒▒▒▒▒▓▓▓▓▓▓▓▓▓▓▓▓▓▓▓▓▓▓▓▓▓▓▓▓▓▓▓▓▓▓▓▓▓▓▒▒▓▓▓▓▒▒▒▒▒▒░░░░░░▒▒░░▒▒▒▒▒▒▓▓▒▒▓▓▓▓▓▓▓▓▓▓▓▓▓▓▓▓▓▓▒▒